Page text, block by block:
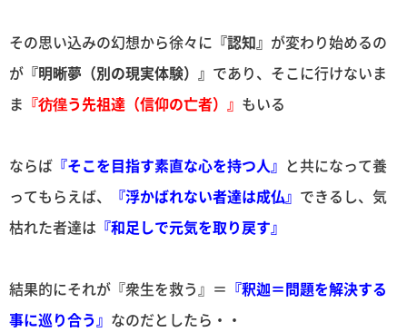
その思い込みの幻想から徐々に 『認知』 が変わり始めるの
が 『明晰夢（別の現実体験）』 であり、そこに行けないま
ま 『彷徨う先祖達（信仰の亡者）』 もいる
ならば 『そこを目指す素直な心を持つ人』 と共になって養
ってもらえば、
『浮かばれない者達は成仏』 できるし、気
枯れた者達は 『和足しで元気を取り戻す』
結果的にそれが『衆生を救う』＝ 『釈迦＝問題を解決する
事に巡り合う』 なのだとしたら・・